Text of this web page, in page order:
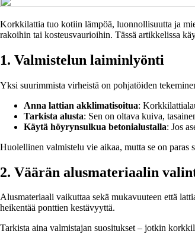
Korkkilattia tuo kotiin lämpöä, luonnollisuutta ja
rakoihin tai kosteusvaurioihin. Tässä artikkelissa
1. Valmistelun laiminlyönti
Yksi suurimmista virheistä on pohjatöiden
Anna lattian akklimatisoitua:
Tarkista alusta: Sen on oltava kuiva,
Käytä höyrynsulkua betonialustalla: Jos
Huolellinen valmistelu vie aikaa, mutta se on paras
2. Väärän alusmateriaalin
Alusmateriaali vaikuttaa sekä mukavuuteen että
heikentää ponttien kestävyyttä.
Tarkista aina valmistajan suositukset – jotkin